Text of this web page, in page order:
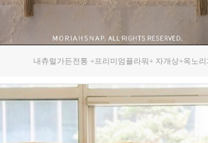
내츄럴가든전통 +프리미엄플라워+ 자개상+옥노리